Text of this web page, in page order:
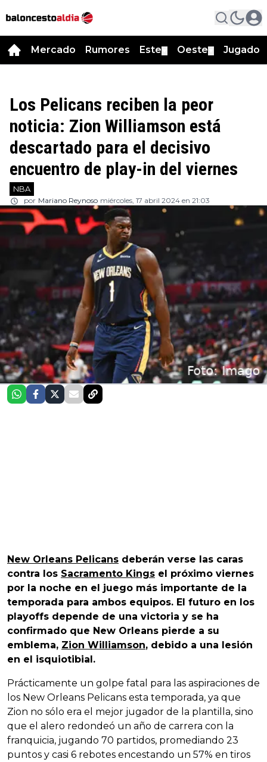
Mercado Rumores Este Oeste
Los Pelicans reciben la peor
noticia: Zion Williamson está
descartado para el decisivo
encuentro de play-in del viernes
NBA
por Mariano Reynoso miércoles, 17 abril 2024 en 21:03
New Orleans Pelicans deberán verse las caras
contra los Sacramento Kings el próximo viernes
por la noche en el juego más importante de la
temporada para ambos equipos. El futuro en los
playoffs depende de una victoria y se ha
confirmado que New Orleans pierde a su
emblema, Zion Williamson, debido a una lesión
en el isquiotibial.
Prácticamente un golpe fatal para las aspiraciones de
los New Orleans Pelicans esta temporada, ya que
Zion no sólo era el mejor jugador de la plantilla, sino
que el alero redondeó un año de carrera con la
franquicia, jugando 70 partidos, promediando 23
puntos y casi 6 rebotes encestando un 57% en tiros